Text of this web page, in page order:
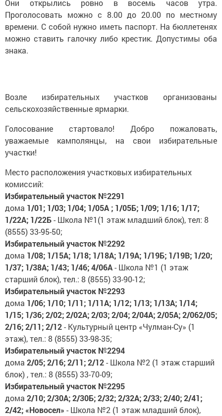
Они открылись ровно в восемь часов утра.
Проголосовать можно с 8.00 до 20.00 по местному
времени. С собой нужно иметь паспорт. На бюллетенях
можно ставить галочку либо крестик. Допустимы оба
знака.
Возле избирательных участков организованы
сельскохозяйственные ярмарки.
Голосование стартовало! Добро пожаловать,
уважаемые камполянцы, на свои избирательные
участки!
Место расположения участковых избирательных
комиссий:
Избирательный участок №2291
дома 1/01; 1/03; 1/04; 1/05А ; 1/05Б; 1/09; 1/16; 1/17;
1/22А; 1/22Б- Школа №1(1 этаж младший блок), тел: 8
(8555) 33-95-50;
Избирательный участок №2292
дома 1/08; 1/15А; 1/18; 1/18А; 1/19А; 1/19Б; 1/19В; 1/20;
1/37; 1/38А; 1/43; 1/46; 4/06А- Школа №1 (1 этаж
старший блок), тел.: 8 (8555) 33-90-12;
Избирательный участок №2293
дома 1/06; 1/10; 1/11; 1/11А; 1/12; 1/13; 1/13А; 1/14;
1/15; 1/36; 2/02; 2/02А; 2/03; 2/04; 2/04А; 2/05А; 2/062/05;
2/16; 2/11; 2/12- Культурный центр «Чулман-Су» (1
этаж), тел.: 8 (8555) 33-98-35;
Избирательный участок №2294
дома 2/05; 2/16; 2/11; 2/12- Школа №2 (1 этаж старший
блок) , тел.: 8 (8555) 33-70-09;
Избирательный участок №2295
дома 2/10; 2/30А; 2/30Б; 2/32; 2/32А; 2/33; 2/40; 2/41;
2/42; «Новосел» - Школа №2 (1 этаж младший блок),